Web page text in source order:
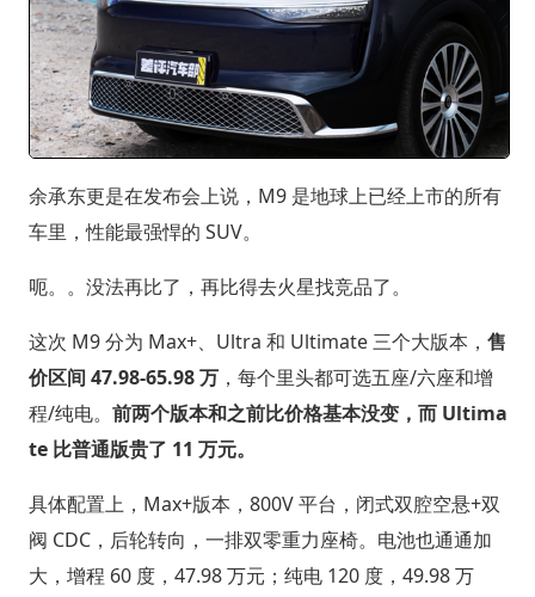
余承东更是在发布会上说，M9 是地球上已经上市的所有
车里，性能最强悍的 SUV。
呃。。没法再比了，再比得去火星找竞品了。
这次 M9 分为 Max+、Ultra 和 Ultimate 三个大版本， 售
价区间 47.98-65.98 万，每个里头都可选五座/六座和增
程/纯电。 前两个版本和之前比价格基本没变，而 Ultima
te 比普通版贵了 11 万元。
具体配置上，Max+版本，800V 平台，闭式双腔空悬+双
阀 CDC，后轮转向，一排双零重力座椅。电池也通通加
大，增程 60 度，47.98 万元；纯电 120 度，49.98 万